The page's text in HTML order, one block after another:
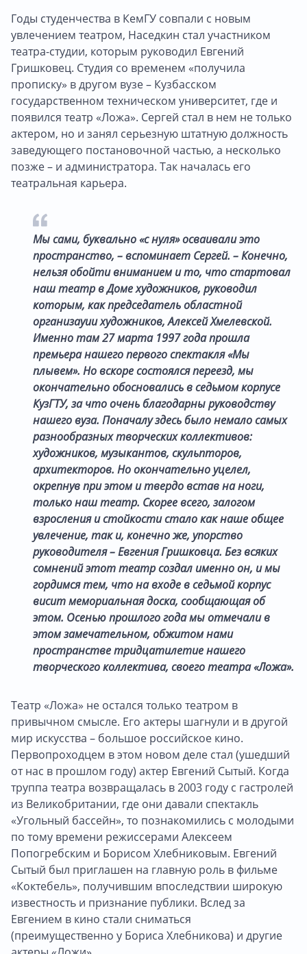
Годы студенчества в КемГУ совпали с новым
увлечением театром, Наседкин стал участником
театра-студии, которым руководил Евгений
Гришковец. Студия со временем «получила
прописку» в другом вузе – Кузбасском
государственном техническом университет, где и
появился театр «Ложа». Сергей стал в нем не только
актером, но и занял серьезную штатную должность
заведующего постановочной частью, а несколько
позже – и администратора. Так началась его
театральная карьера.
Мы сами, буквально «с нуля» осваивали это
пространство, – вспоминает Сергей. – Конечно,
нельзя обойти вниманием и то, что стартовал
наш театр в Доме художников, руководил
которым, как председатель областной
организауии художников, Алексей Хмелевской.
Именно там 27 марта 1997 года прошла
премьера нашего первого спектакля «Мы
плывем». Но вскоре состоялся переезд, мы
окончательно обосновались в седьмом корпусе
КузГТУ, за что очень благодарны руководству
нашего вуза. Поначалу здесь было немало самых
разнообразных творческих коллективов:
художников, музыкантов, скульпторов,
архитекторов. Но окончательно уцелел,
окрепнув при этом и твердо встав на ноги,
только наш театр. Скорее всего, залогом
взросления и стойкости стало как наше общее
увлечение, так и, конечно же, упорство
руководителя – Евгения Гришковца. Без всяких
сомнений этот театр создал именно он, и мы
гордимся тем, что на входе в седьмой корпус
висит мемориальная доска, сообщающая об
этом. Осенью прошлого года мы отмечали в
этом замечательном, обжитом нами
пространстве тридцатилетие нашего
творческого коллектива, своего театра «Ложа».
Театр «Ложа» не остался только театром в
привычном смысле. Его актеры шагнули и в другой
мир искусства – большое российское кино.
Первопроходцем в этом новом деле стал (ушедший
от нас в прошлом году) актер Евгений Сытый. Когда
труппа театра возвращалась в 2003 году с гастролей
из Великобритании, где они давали спектакль
«Угольный бассейн», то познакомились с молодыми
по тому времени режиссерами Алексеем
Попогребским и Борисом Хлебниковым. Евгений
Сытый был приглашен на главную роль в фильме
«Коктебель», получившим впоследствии широкую
известность и признание публики. Вслед за
Евгением в кино стали сниматься
(преимущественно у Бориса Хлебникова) и другие